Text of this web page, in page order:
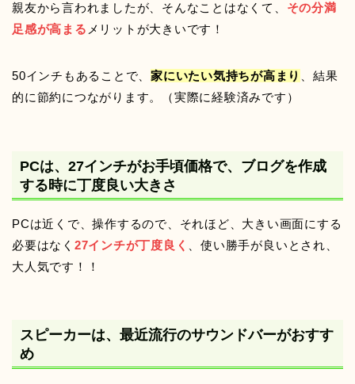
親友から言われましたが、そんなことはなくて、 その分満
足感が高まる メリットが大きいです！
50インチもあることで、家にいたい気持ちが高まり
、結果
的に節約につながります。（実際に経験済みです）
PCは、27インチがお手頃価格で、ブログを作成
する時に丁度良い大きさ
PCは近くで、操作するので、それほど、大きい画面にする
必要はなく 27インチが丁度良く
、使い勝手が良いとされ、
大人気です！！
スピーカーは、最近流行のサウンドバーがおすす
め